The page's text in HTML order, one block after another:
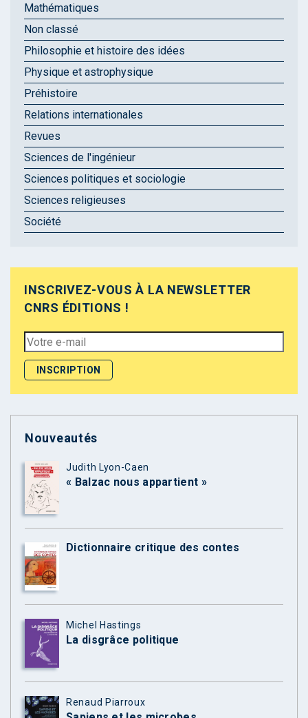
Mathématiques
Non classé
Philosophie et histoire des idées
Physique et astrophysique
Préhistoire
Relations internationales
Revues
Sciences de l'ingénieur
Sciences politiques et sociologie
Sciences religieuses
Société
INSCRIVEZ-VOUS À LA NEWSLETTER
CNRS ÉDITIONS !
Nouveautés
Judith Lyon-Caen
« Balzac nous appartient »
Dictionnaire critique des contes
Michel Hastings
La disgrâce politique
Renaud Piarroux